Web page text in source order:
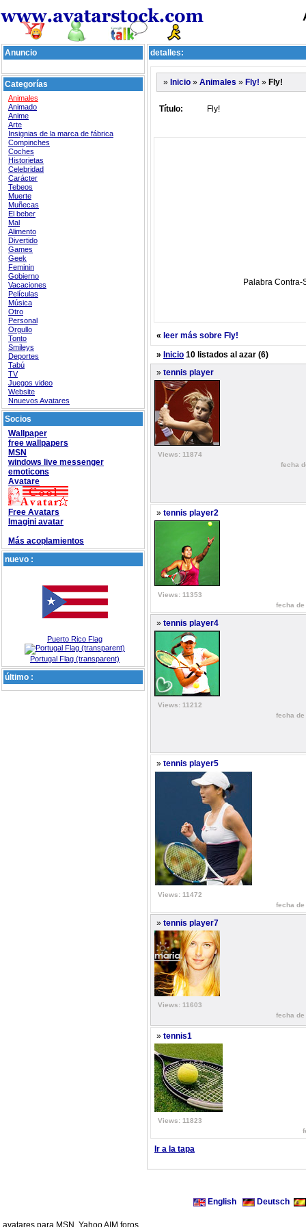
Anuncio
Categorías
Animales
Animado
Anime
Arte
Insignias de la marca de fábrica
Compinches
Coches
Historietas
Celebridad
Carácter
Tebeos
Muerte
Muñecas
El beber
Mal
Alimento
Divertido
Games
Geek
Feminin
Gobierno
Vacaciones
Películas
Música
Otro
Personal
Orgullo
Tonto
Smileys
Deportes
Tabú
TV
Juegos video
Website
Nnuevos Avatares
Socios
Wallpaper
free wallpapers
MSN
windows live messenger
emoticons
Avatare
Free Avatars
Imagini avatar
Más acoplamientos
nuevo :
Puerto Rico Flag
Portugal Flag (transparent)
último :
detalles:
» Inicio » Animales » Fly! » Fly!
Título: Fly!
Palabra
« leer más sobre Fly!
» Inicio 10 listados al azar (6)
» tennis player
Views: 11874
fecha
» tennis player2
Views: 11353
fecha de
» tennis player4
Views: 11212
fecha de
» tennis player5
Views: 11472
fecha de
» tennis player7
Views: 11603
fecha de
» tennis1
Views: 11823
Ir a la tapa
English Deutsch
avatares para MSN, Yahoo AIM foros ...